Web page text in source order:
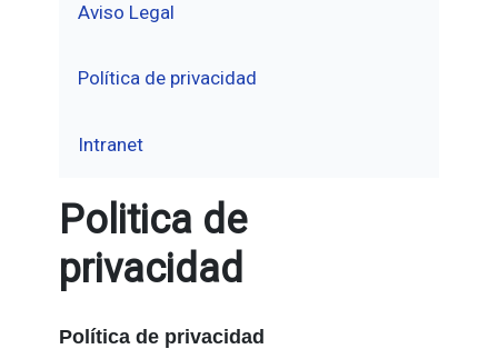
Aviso Legal
Política de privacidad
Intranet
Politica de
privacidad
Política de privacidad